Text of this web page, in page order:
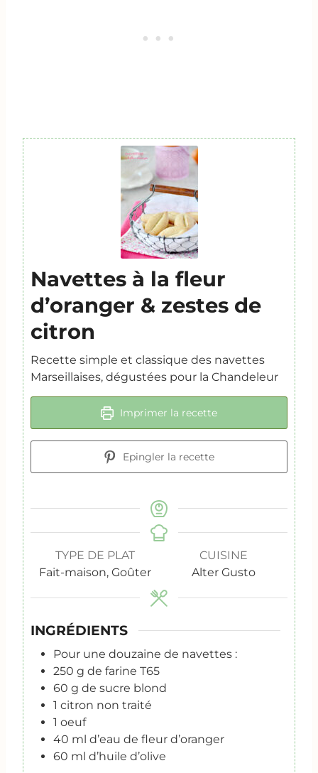
Navettes à la fleur
d’oranger & zestes de
citron
Recette simple et classique des navettes
Marseillaises, dégustées pour la Chandeleur
Imprimer la recette
Epingler la recette
TYPE DE PLAT
Fait-maison, Goûter
CUISINE
Alter Gusto
INGRÉDIENTS
Pour une douzaine de navettes :
250 g de farine T65
60 g de sucre blond
1 citron non traité
1 oeuf
40 ml d’eau de fleur d’oranger
60 ml d’huile d’olive